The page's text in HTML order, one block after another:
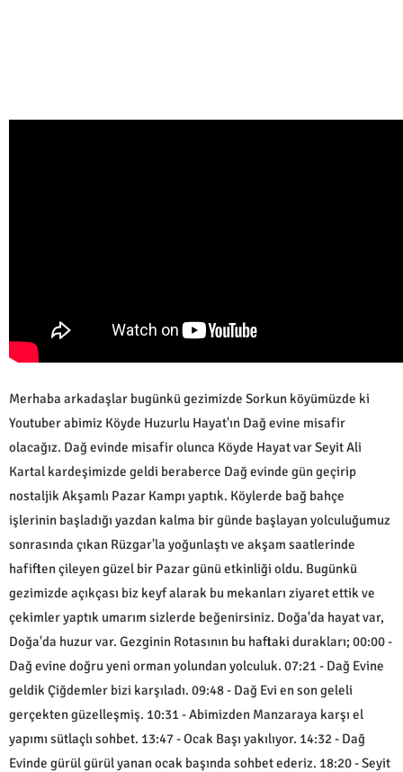
Merhaba arkadaşlar bugünkü gezimizde Sorkun köyümüzde ki
Youtuber abimiz Köyde Huzurlu Hayat'ın Dağ evine misafir
olacağız. Dağ evinde misafir olunca Köyde Hayat var Seyit Ali
Kartal kardeşimizde geldi beraberce Dağ evinde gün geçirip
nostaljik Akşamlı Pazar Kampı yaptık. Köylerde bağ bahçe
işlerinin başladığı yazdan kalma bir günde başlayan yolculuğumuz
sonrasında çıkan Rüzgar'la yoğunlaştı ve akşam saatlerinde
hafiften çileyen güzel bir Pazar günü etkinliği oldu. Bugünkü
gezimizde açıkçası biz keyf alarak bu mekanları ziyaret ettik ve
çekimler yaptık umarım sizlerde beğenirsiniz. Doğa'da hayat var,
Doğa'da huzur var. Gezginin Rotasının bu haftaki durakları; 00:00 -
Dağ evine doğru yeni orman yolundan yolculuk. 07:21 - Dağ Evine
geldik Çiğdemler bizi karşıladı. 09:48 - Dağ Evi en son geleli
gerçekten güzelleşmiş. 10:31 - Abimizden Manzaraya karşı el
yapımı sütlaçlı sohbet. 13:47 - Ocak Başı yakılıyor. 14:32 - Dağ
Evinde gürül gürül yanan ocak başında sohbet ederiz. 18:20 - Seyit